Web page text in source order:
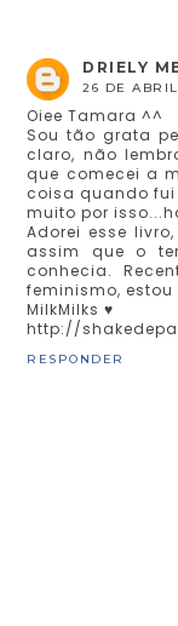
DRIELY
26 DE
Oiee Tamara ^^
Sou tão grata
claro, não
que comecei a
coisa quando
muito por
Adorei esse
assim que o
conhecia.
feminismo,
MilkMilks ♥
http://
RESPONDER